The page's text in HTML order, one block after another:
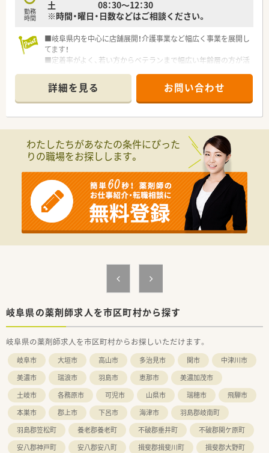
勤務
時間
土 08：30～12：30
※時間・曜日・日数などはご相談ください。
■岐阜県内を中心に店舗展開！介護事業など幅広く事業を展開し
てます！
■定着率がよく、若い方からベテランまで幅広い年齢層の方が活
■やりたいことを応援・支援して頂ける企業です！風通しがよく
アットホームな環境です！
詳細を見る お問い合わせ
わたしたちがあなたの条件にぴった
りの職場をお探しします。
岐阜県の薬剤師求人を市区町村から探す
岐阜県の薬剤師求人を市区町村からお探しいただけます。
岐阜市 大垣市 高山市 多治見市 関市
中津川市
美濃市
瑞浪市 羽島市 恵那市
美濃加茂市
土岐市
各務原市 可児市 山県市 瑞穂市
飛騨市
本巣市
郡上市 下呂市 海津市
羽島郡岐南町
羽島郡笠松町
養老郡養老町 不破郡垂井町
不破郡関ケ原町
安八郡神戸町
安八郡安八町 揖斐郡揖斐川町
揖斐郡大野町